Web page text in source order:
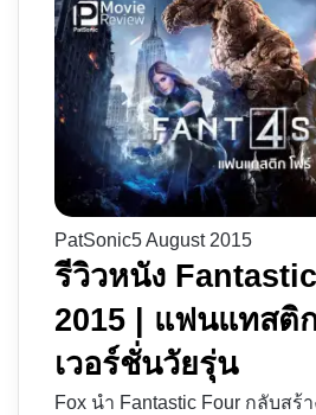
PatSonic5 August 2015
รีวิวหนัง
2015 | แฟนแทสติ
เวอร์ชั่นวัยรุ่น
Fox นำ Fantastic Four กลับสร้